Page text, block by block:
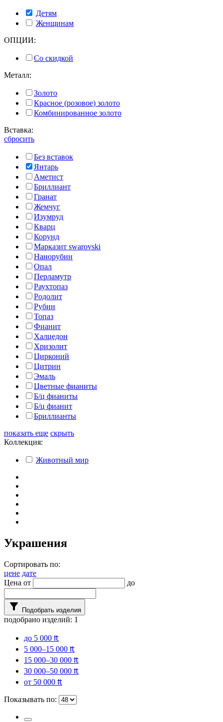
Детям
Женщинам
ОПЦИИ:
Со скидкой
Металл:
Золото
Красное (розовое) золото
Комбинированное золото
Вставка:
сбросить
Без вставок
Янтарь
Аметист
Бриллиант
Гранат
Жемчуг
Изумруд
Кварц
Корунд
Марказит swarovski
Нанорубин
Опал
Перламутр
Раухтопаз
Родолит
Рубин
Топаз
Фианит
Халцедон
Хризолит
Цирконий
Цитрин
Эмаль
Цветные фианиты
Б/ц фианиты
Б/ц фианит
Бриллианты
показать еще скрыть
Коллекция:
Животный мир
Украшения
Сортировать по:
цене дате
Цена от
до
filter_alt Подобрать изделия
подобрано изделий: 1
до 5 000 ₶
5 000–15 000 ₶
15 000–30 000 ₶
30 000–50 000 ₶
от 50 000 ₶
Показывать по: